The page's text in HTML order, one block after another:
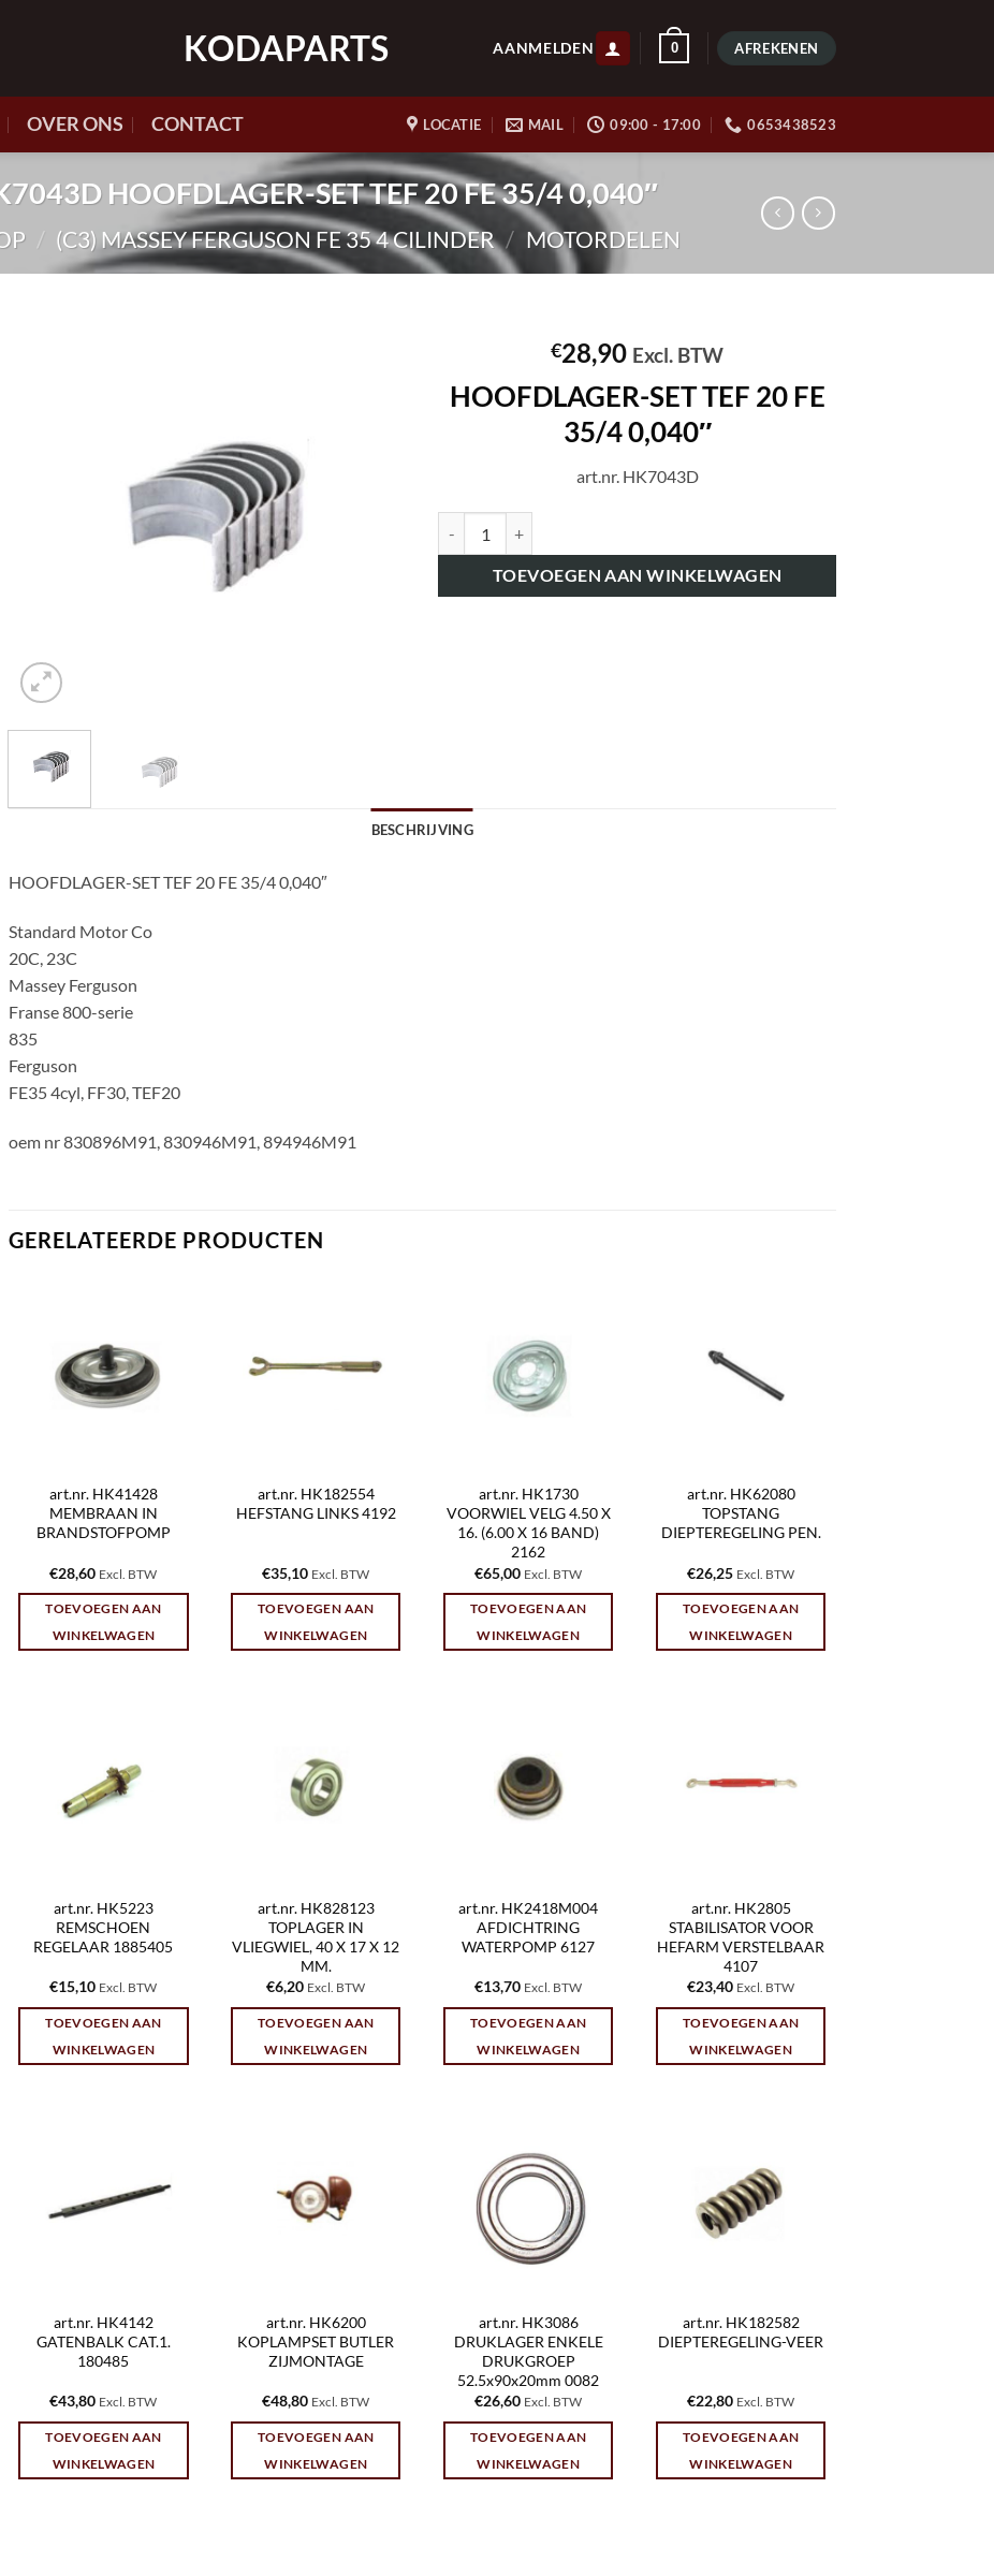
KODAPARTS AANMELDEN 0 AFREKENEN
OVER ONS CONTACT LOCATIE MAIL 09:00 - 17:00 0653438523
HOOFDLAGER-SET TEF 20 FE 35/4 0,040″
/ (C3) MASSEY FERGUSON FE 35 4 CILINDER / MOTORDELEN
€28,90 Excl. BTW
HOOFDLAGER-SET TEF 20 FE
35/4 0,040″
art.nr. HK7043D
TOEVOEGEN AAN WINKELWAGEN
BESCHRIJVING
HOOFDLAGER-SET TEF 20 FE 35/4 0,040″
Standard Motor Co
20C, 23C
Massey Ferguson
Franse 800-serie
835
Ferguson
FE35 4cyl, FF30, TEF20
oem nr 830896M91, 830946M91, 894946M91
GERELATEERDE PRODUCTEN
art.nr. HK41428
MEMBRAAN IN
BRANDSTOFPOMP
€28,60 Excl. BTW
TOEVOEGEN AAN
WINKELWAGEN
art.nr. HK182554
HEFSTANG LINKS 4192
€35,10 Excl. BTW
TOEVOEGEN AAN
WINKELWAGEN
art.nr. HK1730
VOORWIEL VELG 4.50 X
16. (6.00 X 16 BAND)
2162
€65,00 Excl. BTW
TOEVOEGEN AAN
WINKELWAGEN
art.nr. HK62080
TOPSTANG
DIEPTEREGELING PEN.
€26,25 Excl. BTW
TOEVOEGEN AAN
WINKELWAGEN
art.nr. HK5223
REMSCHOEN
REGELAAR 1885405
€15,10 Excl. BTW
TOEVOEGEN AAN
WINKELWAGEN
art.nr. HK828123
TOPLAGER IN
VLIEGWIEL, 40 X 17 X 12
MM.
€6,20 Excl. BTW
TOEVOEGEN AAN
WINKELWAGEN
art.nr. HK2418M004
AFDICHTRING
WATERPOMP 6127
€13,70 Excl. BTW
TOEVOEGEN AAN
WINKELWAGEN
art.nr. HK2805
STABILISATOR VOOR
HEFARM VERSTELBAAR
4107
€23,40 Excl. BTW
TOEVOEGEN AAN
WINKELWAGEN
art.nr. HK4142
GATENBALK CAT.1.
180485
€43,80 Excl. BTW
TOEVOEGEN AAN
WINKELWAGEN
art.nr. HK6200
KOPLAMPSET BUTLER
ZIJMONTAGE
€48,80 Excl. BTW
TOEVOEGEN AAN
WINKELWAGEN
art.nr. HK3086
DRUKLAGER ENKELE
DRUKGROEP
52.5x90x20mm 0082
€26,60 Excl. BTW
TOEVOEGEN AAN
WINKELWAGEN
art.nr. HK182582
DIEPTEREGELING-VEER
€22,80 Excl. BTW
TOEVOEGEN AAN
WINKELWAGEN